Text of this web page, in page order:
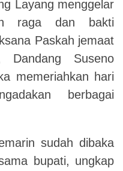
Layang menggelar
raga dan bakti
Paskah jemaat
Dandang Suseno
memeriahkan hari
berbagai
sudah dibaka
bupati, ungkap